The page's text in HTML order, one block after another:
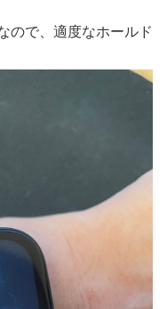
ので、適度なホールド